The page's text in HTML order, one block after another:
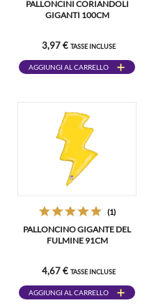
PALLONCINI CORIANDOLI
GIGANTI 100CM
3,97 € TASSE INCLUSE
AGGIUNGI AL CARRELLO
(1)
PALLONCINO GIGANTE DEL
FULMINE 91CM
4,67 € TASSE INCLUSE
AGGIUNGI AL CARRELLO